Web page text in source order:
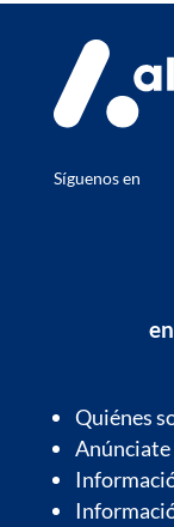
Síguenos en
Quiénes
Anúnciate